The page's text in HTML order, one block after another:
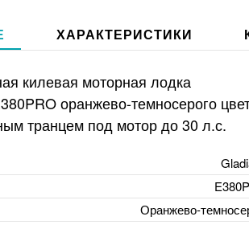
ХАРАКТЕРИСТИКИ
килевая моторная лодка
оранжево-темносерого
транцем под мотор до 30 л.с.
Оранжево-